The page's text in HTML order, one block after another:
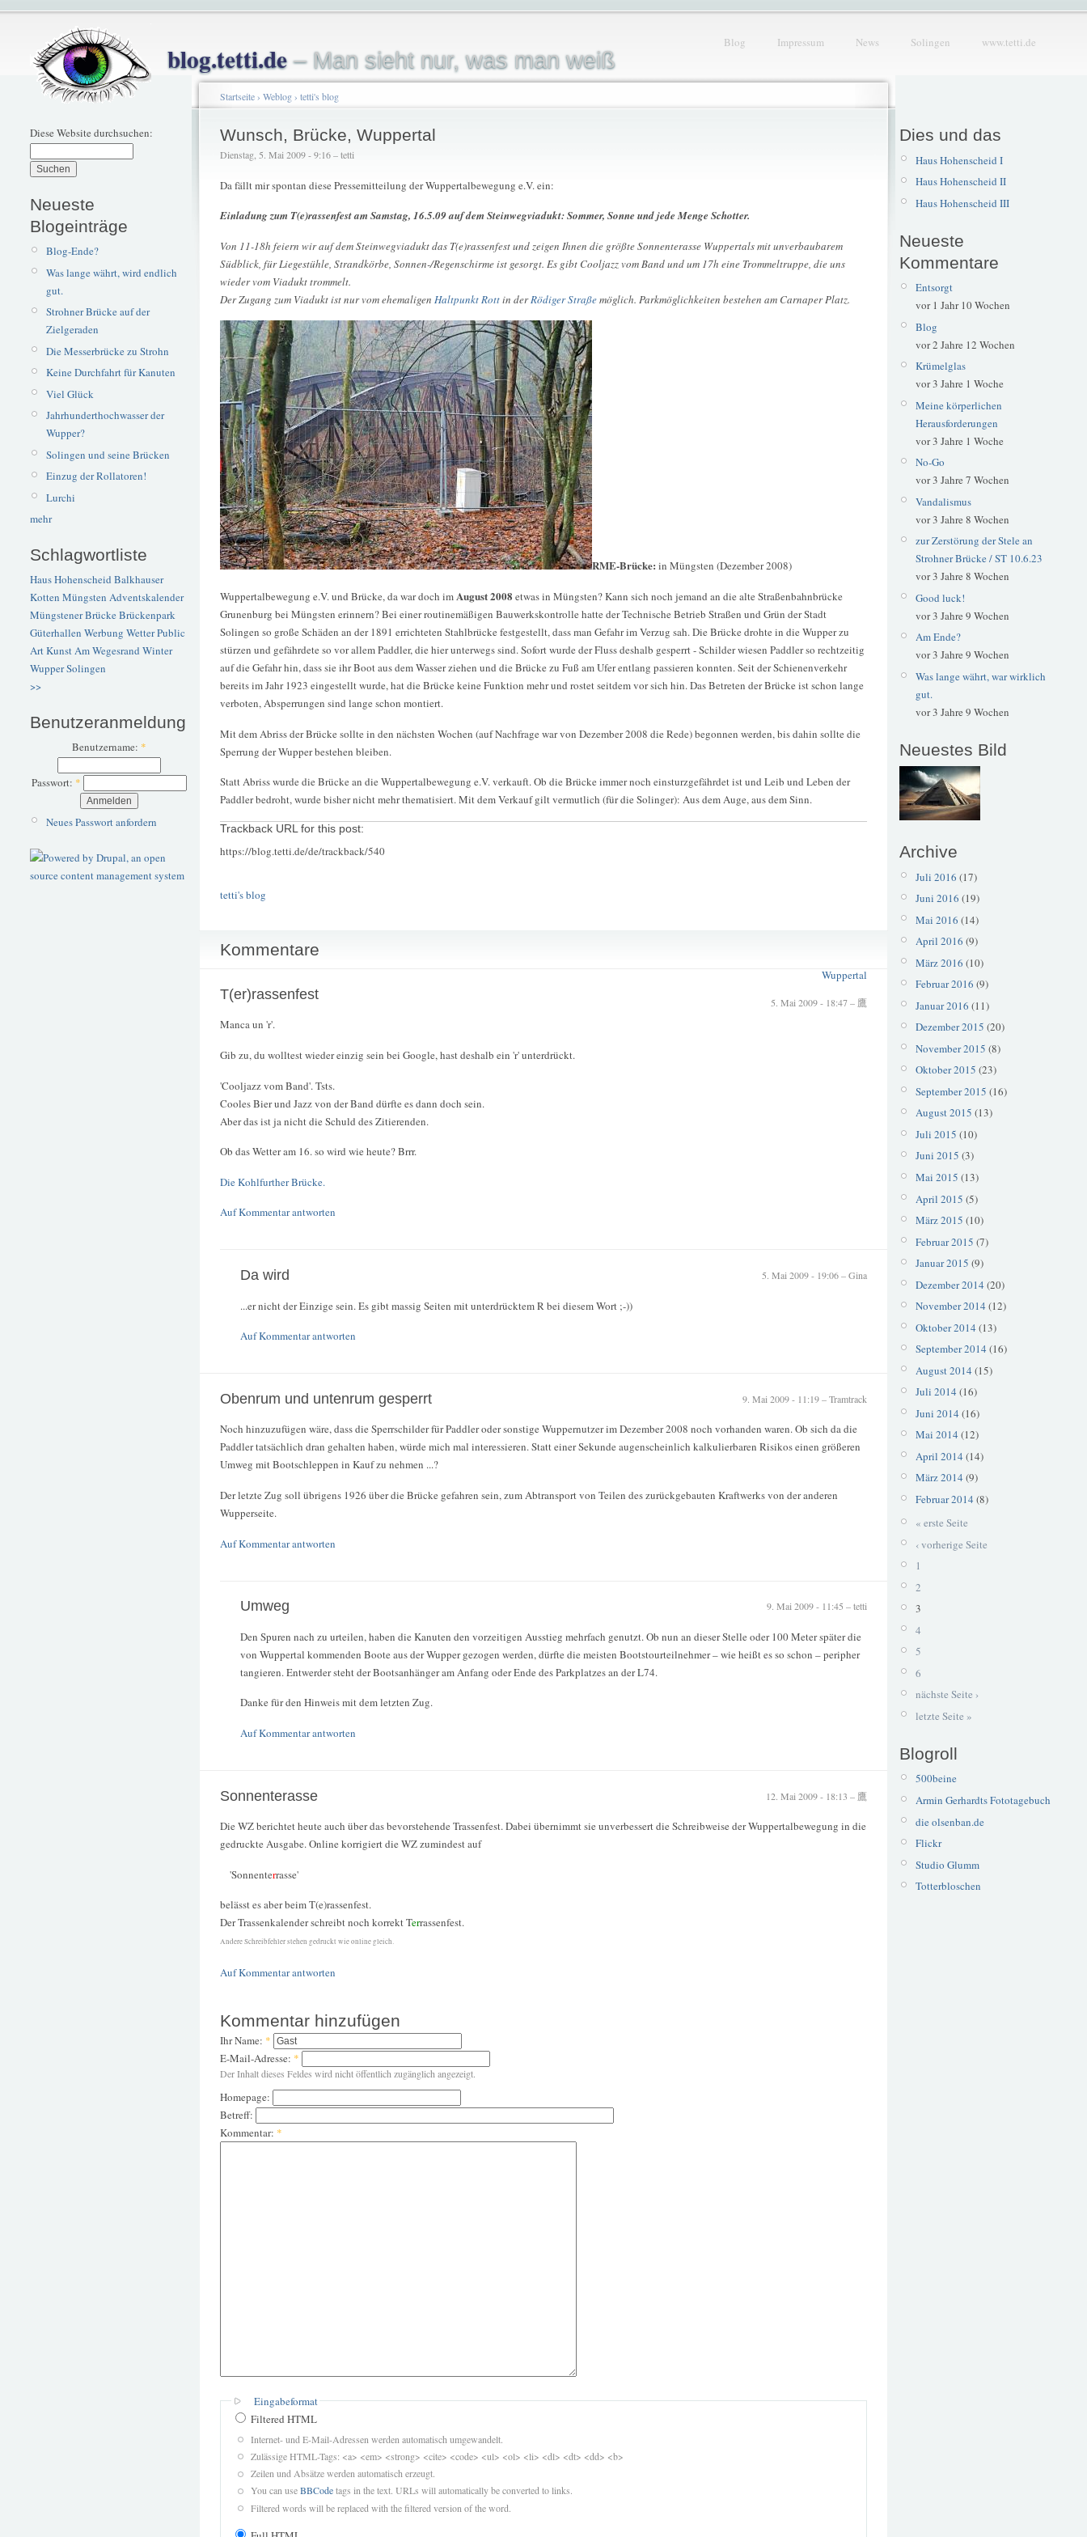
blog.tetti.de– Man sieht nur, was man weiß
Blog Impressum News Solingen www.tetti.de
Diese Website durchsuchen:
Neueste
Blogeinträge
Blog-Ende?
Was lange währt, wird endlich
gut.
Strohner Brücke auf der
Zielgeraden
Die Messerbrücke zu Strohn
Keine Durchfahrt für Kanuten
Viel Glück
Jahrhunderthochwasser der
Wupper?
Solingen und seine Brücken
Einzug der Rollatoren!
Lurchi
mehr
Schlagwortliste
Haus Hohenscheid Balkhauser
Kotten Müngsten Adventskalender
Müngstener BrückeBrückenpark
Güterhallen Werbung WetterPublic
ArtKunstAm Wegesrand Winter
WupperSolingen
>>
Benutzeranmeldung
Benutzername: *
Passwort: *
Neues Passwort anfordern
Startseite› Weblog› tetti's blog
Wunsch, Brücke, Wuppertal
Dienstag, 5. Mai 2009 - 9:16 – tetti
Da fällt mir spontan diese Pressemitteilung der Wuppertalbewegung e.V. ein:
Einladung zum T(e)rassenfest am Samstag, 16.5.09 auf dem Steinwegviadukt: Sommer, Sonne und jede Menge Schotter.
Von 11-18h feiern wir auf dem Steinwegviadukt das T(e)rassenfest und zeigen Ihnen die größte Sonnenterasse Wuppertals mit unverbaubarem
Südblick, für Liegestühle, Strandkörbe, Sonnen-/Regenschirme ist gesorgt. Es gibt Cooljazz vom Band und um 17h eine Trommeltruppe, die uns
wieder vom Viadukt trommelt.
Der Zugang zum Viadukt ist nur vom ehemaligen Haltpunkt Rottin derRödiger Straßemöglich. Parkmöglichkeiten bestehen am Carnaper Platz.
RME-Brücke: in Müngsten (Dezember 2008)
Wuppertalbewegung e.V. und Brücke, da war doch imAugust 2008 etwas in Müngsten? Kann sich noch jemand an die alte Straßenbahnbrücke
Grunenburg bei Müngsten erinnern? Bei einer routinemäßigen Bauwerkskontrolle hatte der Technische Betrieb Straßen und Grün der Stadt
Solingen so große Schäden an der 1891 errichteten Stahlbrücke festgestellt, dass man Gefahr im Verzug sah. Die Brücke drohte in die Wupper zu
stürzen und gefährdete so vor allem Paddler, die hier unterwegs sind. Sofort wurde der Fluss deshalb gesperrt - Schilder wiesen Paddler so rechtzeitig
auf die Gefahr hin, dass sie ihr Boot aus dem Wasser ziehen und die Brücke zu Fuß am Ufer entlang passieren konnten. Seit der Schienenverkehr
bereits im Jahr 1923 eingestellt wurde, hat die Brücke keine Funktion mehr und rostet seitdem vor sich hin. Das Betreten der Brücke ist schon lange
verboten, Absperrungen sind lange schon montiert.
Mit dem Abriss der Brücke sollte in den nächsten Wochen (auf Nachfrage war von Dezember 2008 die Rede) begonnen werden, bis dahin sollte die
Sperrung der Wupper bestehen bleiben.
Statt Abriss wurde die Brücke an die Wuppertalbewegung e.V. verkauft. Ob die Brücke immer noch einsturzgefährdet ist und Leib und Leben der
Paddler bedroht, wurde bisher nicht mehr thematisiert. Mit dem Verkauf gilt vermutlich (für die Solinger): Aus dem Auge, aus dem Sinn.
Trackback URL for this post:
https://blog.tetti.de/de/trackback/540
tetti's blog
Wuppertal
Kommentare
5. Mai 2009 - 18:47 – 鷹
T(er)rassenfest
Manca un 'r'.
Gib zu, du wolltest wieder einzig sein bei Google, hast deshalb ein 'r' unterdrückt.
'Cooljazz vom Band'. Tsts.
Cooles Bier und Jazz von der Band dürfte es dann doch sein.
Aber das ist ja nicht die Schuld des Zitierenden.
Ob das Wetter am 16. so wird wie heute? Brrr.
Die Kohlfurther Brücke.
Auf Kommentar antworten
5. Mai 2009 - 19:06 – Gina
Da wird
...er nicht der Einzige sein. Es gibt massig Seiten mit unterdrücktem R bei diesem Wort ;-))
Auf Kommentar antworten
9. Mai 2009 - 11:19 – Tramtrack
Obenrum und untenrum gesperrt
Noch hinzuzufügen wäre, dass die Sperrschilder für Paddler oder sonstige Wuppernutzer im Dezember 2008 noch vorhanden waren. Ob sich da die
Paddler tatsächlich dran gehalten haben, würde mich mal interessieren. Statt einer Sekunde augenscheinlich kalkulierbaren Risikos einen größeren
Umweg mit Bootschleppen in Kauf zu nehmen ...?
Der letzte Zug soll übrigens 1926 über die Brücke gefahren sein, zum Abtransport von Teilen des zurückgebauten Kraftwerks von der anderen
Wupperseite.
Auf Kommentar antworten
9. Mai 2009 - 11:45 – tetti
Umweg
Den Spuren nach zu urteilen, haben die Kanuten den vorzeitigen Ausstieg mehrfach genutzt. Ob nun an dieser Stelle oder 100 Meter später die
von Wuppertal kommenden Boote aus der Wupper gezogen werden, dürfte die meisten Bootstourteilnehmer – wie heißt es so schon – peripher
tangieren. Entwerder steht der Bootsanhänger am Anfang oder Ende des Parkplatzes an der L74.
Danke für den Hinweis mit dem letzten Zug.
Auf Kommentar antworten
12. Mai 2009 - 18:13 – 鷹
Sonnenterasse
Die WZ berichtet heute auch über das bevorstehende Trassenfest. Dabei übernimmt sie unverbessert die Schreibweise der Wuppertalbewegung in die
gedruckte Ausgabe. Online korrigiert die WZ zumindest auf
'Sonnenterrasse'
belässt es aber beim T(e)rassenfest.
Der Trassenkalender schreibt noch korrekt Terrassenfest.
Andere Schreibfehler stehen gedruckt wie online gleich.
Auf Kommentar antworten
Kommentar hinzufügen
Ihr Name: *
E-Mail-Adresse: *
Der Inhalt dieses Feldes wird nicht öffentlich zugänglich angezeigt.
Homepage:
Betreff:
Kommentar: *
Eingabeformat
Filtered HTML
Internet- und E-Mail-Adressen werden automatisch umgewandelt.
Zulässige HTML-Tags: <a> <em> <strong> <cite> <code> <ul> <ol> <li> <dl> <dt> <dd> <b>
Zeilen und Absätze werden automatisch erzeugt.
You can useBBCodetags in the text. URLs will automatically be converted to links.
Filtered words will be replaced with the filtered version of the word.
Dies und das
Haus Hohenscheid I
Haus Hohenscheid II
Haus Hohenscheid III
Neueste
Kommentare
Entsorgt
vor 1 Jahr 10 Wochen
Blog
vor 2 Jahre 12 Wochen
Krümelglas
vor 3 Jahre 1 Woche
Meine körperlichen
Herausforderungen
vor 3 Jahre 1 Woche
No-Go
vor 3 Jahre 7 Wochen
Vandalismus
vor 3 Jahre 8 Wochen
zur Zerstörung der Stele an
Strohner Brücke / ST 10.6.23
vor 3 Jahre 8 Wochen
Good luck!
vor 3 Jahre 9 Wochen
Am Ende?
vor 3 Jahre 9 Wochen
Was lange währt, war wirklich
gut.
vor 3 Jahre 9 Wochen
Neuestes Bild
Archive
Juli 2016 (17)
Juni 2016 (19)
Mai 2016 (14)
April 2016 (9)
März 2016 (10)
Februar 2016 (9)
Januar 2016 (11)
Dezember 2015 (20)
November 2015 (8)
Oktober 2015 (23)
September 2015 (16)
August 2015 (13)
Juli 2015 (10)
Juni 2015 (3)
Mai 2015 (13)
April 2015 (5)
März 2015 (10)
Februar 2015 (7)
Januar 2015 (9)
Dezember 2014 (20)
November 2014 (12)
Oktober 2014 (13)
September 2014 (16)
August 2014 (15)
Juli 2014 (16)
Juni 2014 (16)
Mai 2014 (12)
April 2014 (14)
März 2014 (9)
Februar 2014 (8)
« erste Seite
‹ vorherige Seite
1
2
3
4
5
6
nächste Seite ›
letzte Seite »
Blogroll
500beine
Armin Gerhardts Fototagebuch
die olsenban.de
Flickr
Studio Glumm
Totterbloschen